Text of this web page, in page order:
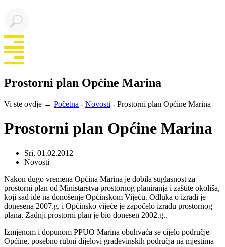
Prostorni plan Općine Marina
Vi ste ovdje → Početna - Novosti - Prostorni plan Općine Marina
Prostorni plan Općine Marina
Sri, 01.02.2012
Novosti
Nakon dugo vremena Općina Marina je dobila suglasnost za
prostorni plan od Ministarstva prostornog planiranja i zaštite okoliša,
koji sad ide na donošenje Općinskom Vijeću. Odluka o izradi je
donesena 2007.g. i Općinsko vijeće je započelo izradu prostornog
plana. Zadnji prostorni plan je bio donesen 2002.g..
Izmjenom i dopunom PPUO Marina obuhvaća se cijelo područje
Općine, posebno rubni dijelovi građevinskih područja na mjestima